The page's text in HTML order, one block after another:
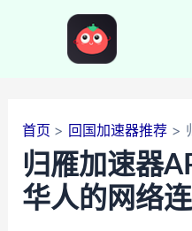
首页 回国加速器推荐
归雁加速器
华人的网络